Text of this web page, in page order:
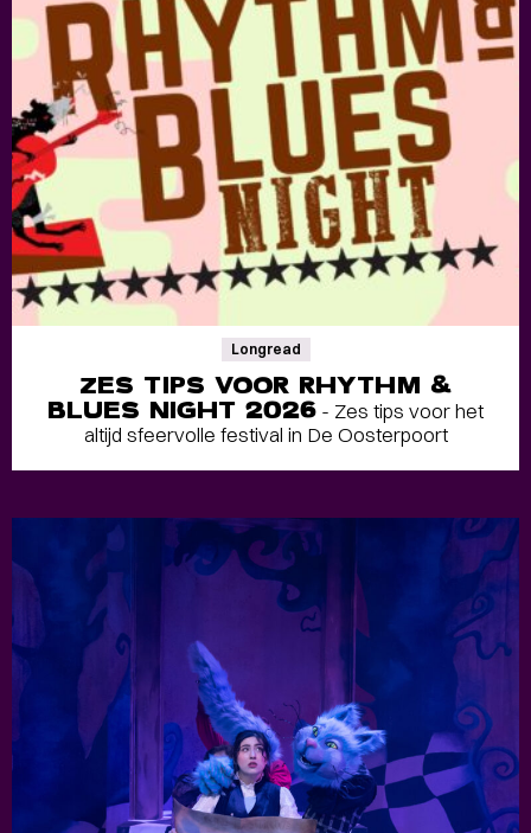
Longread
ZES TIPS VOOR RHYTHM &
BLUES NIGHT 2026 - Zes tips voor het
altijd sfeervolle festival in De Oosterpoort